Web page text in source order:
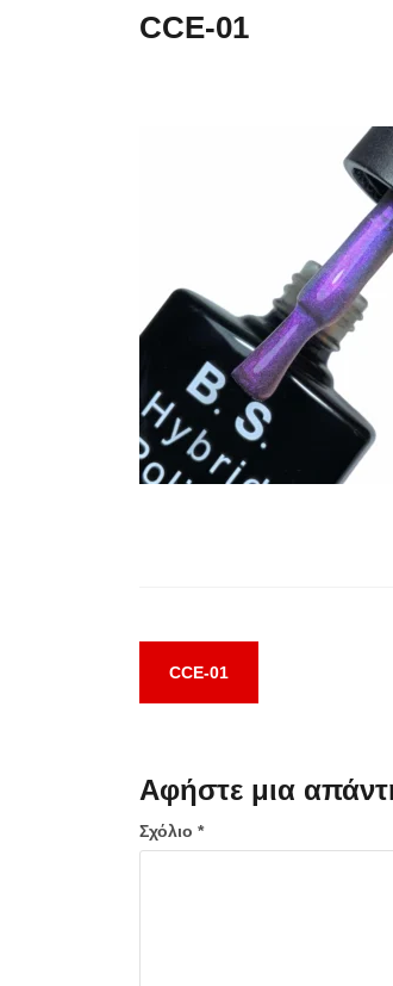
CCE-01
Πλοήγηση
άρθρων
CCE-01
Αφήστε μια
Σχόλιο *